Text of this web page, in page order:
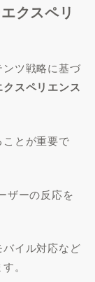
クスペリ
ツ戦略に基づ
スペリエンス
とが重要で
ザーの反応を
イル対応など
。